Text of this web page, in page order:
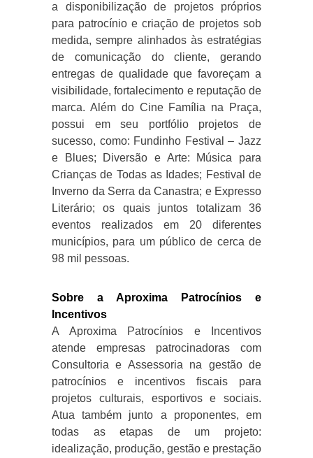
a disponibilização de projetos próprios
para patrocínio e criação de projetos sob
medida, sempre alinhados às estratégias
de comunicação do cliente, gerando
entregas de qualidade que favoreçam a
visibilidade, fortalecimento e reputação de
marca. Além do Cine Família na Praça,
possui em seu portfólio projetos de
sucesso, como: Fundinho Festival – Jazz
e Blues; Diversão e Arte: Música para
Crianças de Todas as Idades; Festival de
Inverno da Serra da Canastra; e Expresso
Literário; os quais juntos totalizam 36
eventos realizados em 20 diferentes
municípios, para um público de cerca de
98 mil pessoas.
Sobre a Aproxima Patrocínios e
Incentivos
A Aproxima Patrocínios e Incentivos
atende empresas patrocinadoras com
Consultoria e Assessoria na gestão de
patrocínios e incentivos fiscais para
projetos culturais, esportivos e sociais.
Atua também junto a proponentes, em
todas as etapas de um projeto:
idealização, produção, gestão e prestação